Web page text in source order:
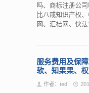
吗、商标注册公
比八戒知识产权
网、汇桔网、快
服务费用及保
软、知果果、
作者：ted